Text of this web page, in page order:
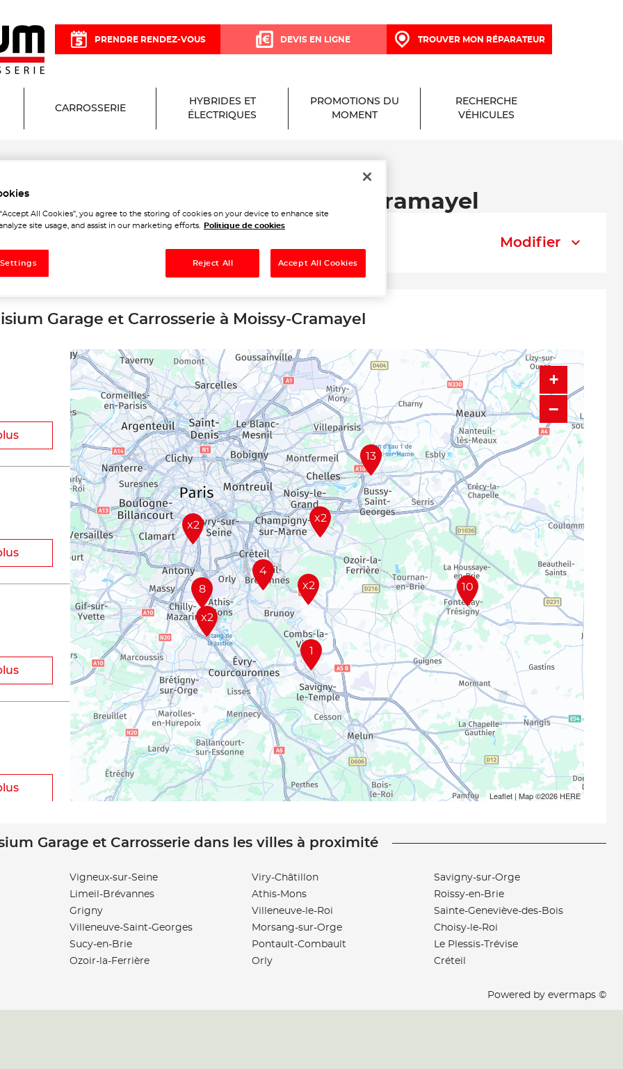
PRENDRE RENDEZ-VOUS DEVIS EN LIGNE TROUVER MON RÉPARATEUR
CARROSSERIE
HYBRIDES ET
ÉLECTRIQUES
PROMOTIONS DU
MOMENT
RECHERCHE
VÉHICULES
et Carrosserie à Moissy-Cramayel
Modifier
Garage et Carrosserie à Moissy-Cramayel
10
x2
13
x2
1
8
x2
4
x2
+
−
Leaflet| Map ©2026 HERE
Garage et Carrosserie dans les villes à proximité
Vigneux-sur-Seine
Limeil-Brévannes
Grigny
Villeneuve-Saint-Georges
Sucy-en-Brie
Ozoir-la-Ferrière
Viry-Châtillon
Athis-Mons
Villeneuve-le-Roi
Morsang-sur-Orge
Pontault-Combault
Orly
Savigny-sur-Orge
Roissy-en-Brie
Sainte-Geneviève-des-Bois
Choisy-le-Roi
Le Plessis-Trévise
Créteil
Powered by evermaps ©
All Cookies”, you agree to the storing of cookies on your device to enhance site
site usage, and assist in our marketing efforts.
Politique de cookies
Reject All Accept All Cookies